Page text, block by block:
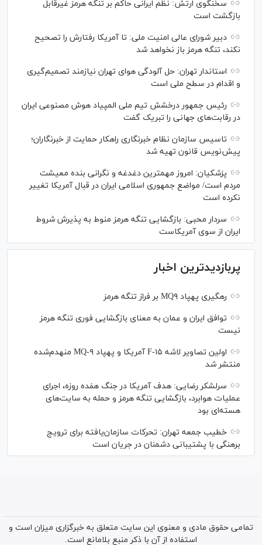
سخنگوی ارتش: نظم ایرانی حاکم بر تنگه هرمز غیرقابل
بازگشت است
دبیر شورای عالی امنیت ملی: تا آمریکا رفتارش را تصحیح
نکند، تنگه هرمز باز نخواهد شد
استاندار تهران: حل آلودگی هوای تهران نیازمند تصمیم‌گیری
و اقدام در سطح ملی است
رئیس جمهور درخشش تیم ملی المپیاد هوش مصنوعی ایران
در رقابت‌های جهانی را تبریک گفت
تاسیس سازمان نظام خبرنگاری راهکار حمایت از خبرنگاران؛
پیش‌نویس قانون تهیه شد
پزشکیان: امروز مهمترین دغدغه و نگرانی بنده معیشت
مردم است/ مواضع جمهوری اسلامی ایران در قبال آمریکا تغییر
نکرده است
سردار محبی: بازگشایی تنگه هرمز منوط به پذیرش شروط
ایران از سوی آمریکاست
پربازدیدترین اخبار
رهگیری پهپاد MQ۹ بر فراز تنگه هرمز
توافق ایران و عمان به معنای بازگشایی فوری تنگه هرمز
نیست
اولین تصاویر لاشه F-۱۵ آمریکا و پهپاد MQ-۹ منهدم‌شده
منتشر شد
سرلشکر رضایی: هدف آمریکا در جنگ هفده روزه، اجرای
عملیات هوابرد، بازگشایی تنگه هرمز و حمله به سایت‌های
هسته‌ای بود
خطیب جمعه تهران: تحرکات سازمان‌یافته برای ترویج
برهنگی با پشتیبانی دشمنان در جریان است
تمامی حقوق مادی و معنوی این سایت متعلق به خبرگزاری میزان است و
استفاده از آن با ذکر منبع بلامانع است.